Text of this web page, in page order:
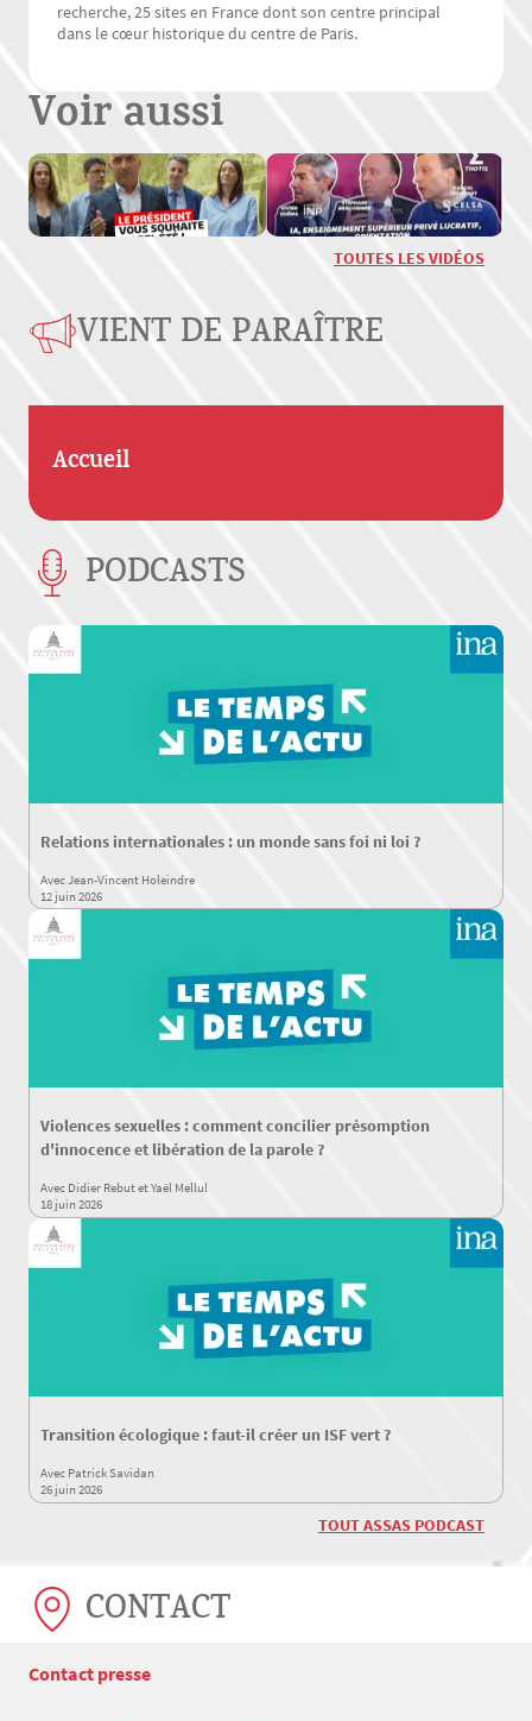
recherche, 25 sites en France dont son centre principal
dans le cœur historique du centre de Paris.
Voir aussi
TOUTES LES VIDÉOS
VIENT DE PARAÎTRE
Accueil
PODCASTS
Relations internationales : un monde sans foi ni loi ?
Avec Jean-Vincent Holeindre
12 juin 2026
Violences sexuelles : comment concilier présomption
d'innocence et libération de la parole ?
Avec Didier Rebut et Yaël Mellul
18 juin 2026
Transition écologique : faut-il créer un ISF vert ?
Avec Patrick Savidan
26 juin 2026
TOUT ASSAS PODCAST
CONTACT
Contact presse